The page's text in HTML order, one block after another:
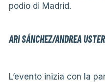
podio di Madrid.
ARI SÁNCHEZ/ANDREA
L’evento inizia con la